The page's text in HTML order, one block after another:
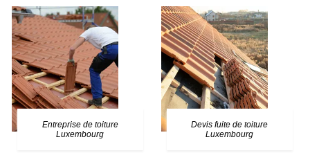
Entreprise de toiture
Luxembourg
Devis fuite de toiture
Luxembourg